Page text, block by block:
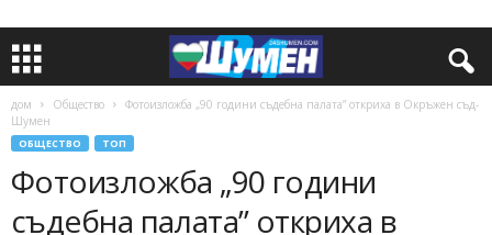
дом Общество
Фотоизложба „90 години съдебна палата” откриха в Окръжен съд-
Шумен
ОБЩЕСТВО ТОП
Фотоизложба „90 години
съдебна палата” откриха в